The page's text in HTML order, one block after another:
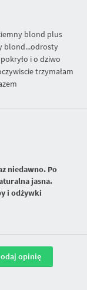
blond plus
blond...odrosty
i o dziwo
trzymałam
niedawno. Po
jasna.
i odżywki
opinię